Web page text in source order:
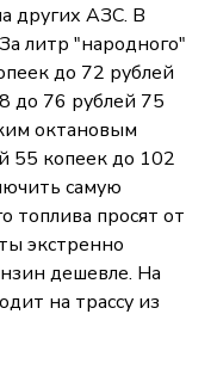
других АЗС. В
литр "народного"
до 72 рублей
до 76 рублей 75
октановым
55 копеек до 102
самую
топлива просят от
экстренно
дешевле. На
на трассу из